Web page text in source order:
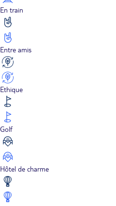
En train
Entre amis
Ethique
Golf
Hôtel de charme